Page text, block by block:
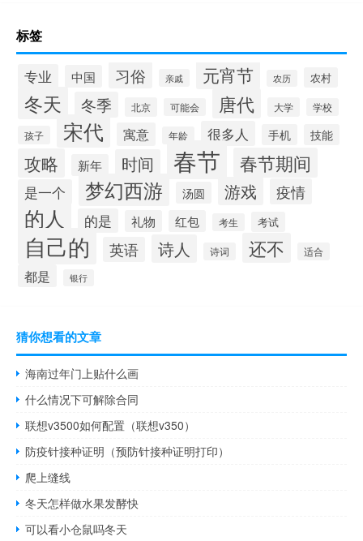
标签
专业 中国 习俗 亲戚 元宵节 农历 农村
冬天 冬季 北京 可能会 唐代 大学 学校
孩子 宋代 寓意 年龄 很多人 手机 技能
攻略 新年 时间 春节 春节期间
是一个 梦幻西游 汤圆 游戏 疫情
的人 的是 礼物 红包 考生 考试
自己的 英语 诗人 诗词 还不 适合
都是 银行
猜你想看的文章
海南过年门上贴什么画
什么情况下可解除合同
联想v3500如何配置（联想v350）
防疫针接种证明（预防针接种证明打印）
爬上缝线
冬天怎样做水果发酵快
可以看小仓鼠吗冬天